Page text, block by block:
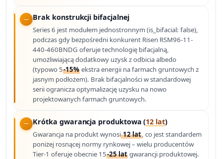
Brak konstrukcji bifacjalnej
Series 6 jest modułem jednostronnym (is_bifacial: false),
podczas gdy bezpośredni konkurent Risen RSM96-11-
440-460BNDG oferuje technologię bifacjalną,
umożliwiającą dodatkowy uzysk z odbicia albedo
(typowo 5-15% ekstra energii na farmach gruntowych z
jasnym podłożem). Brak bifacjalności w standardowej
serii ogranicza optymalizację uzysku na nowo
projektowanych farmach gruntowych.
Krótka gwarancja produktowa (12 lat)
Gwarancja na produkt wynosi12 lat, co jest standardem
poniżej rosnącej normy rynkowej – wielu producentów
Tier-1 oferuje obecnie 15-25 lat gwarancji produktowej.